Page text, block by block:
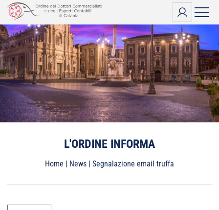
Vai
contenuto
L'ORDINE INFORMA
Home | News | Segnalazione email truffa